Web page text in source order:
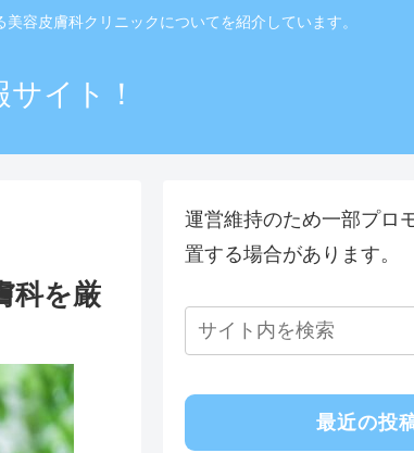
容皮膚科クリニックについてを紹介しています。
イト！
科を厳
運営維持のため一部プロ
置する場合があります。
最近の投